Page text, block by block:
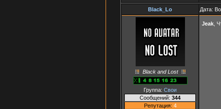
Black_Lo Дата:
Black and Lost
Группа: Свои
Сообщений: 344
Репутация: 4
Jeak ,